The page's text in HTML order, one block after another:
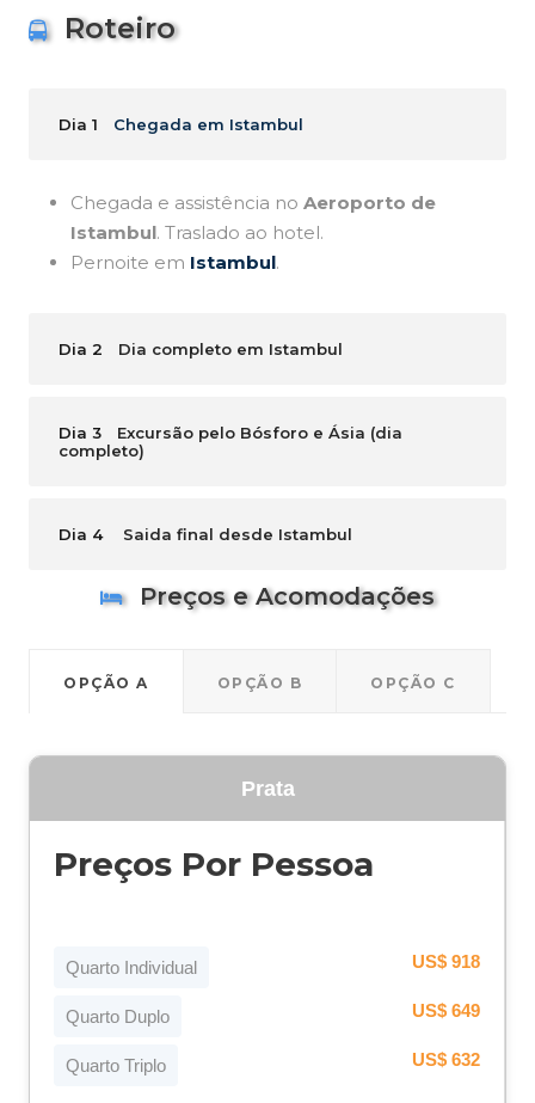
Roteiro
Dia 1 Chegada em Istambul
Chegada e assistência no Aeroporto de
Istambul. Traslado ao hotel.
Pernoite em Istambul.
Dia 2 Dia completo em Istambul
Dia 3
Excursão pelo Bósforo e Ásia (dia
completo)
Dia 4 Saida final desde Istambul
Preços e Acomodações
OPÇÃO A OPÇÃO B OPÇÃO C
Prata
Preços Por Pessoa
Quarto Individual US$ 918
Quarto Duplo US$ 649
Quarto Triplo US$ 632